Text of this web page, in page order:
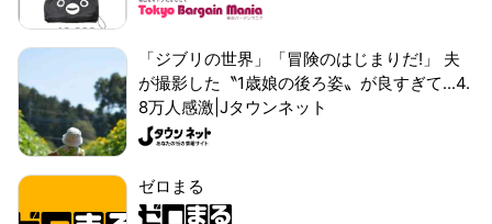
「ジブリの世界」「冒険のはじまりだ!」 夫
が撮影した〝1歳娘の後ろ姿〟が良すぎて...4.
8万人感激|Jタウンネット
ゼロまる